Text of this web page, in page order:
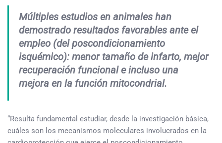
Múltiples estudios en animales han
demostrado resultados favorables ante el
empleo (del poscondicionamiento
isquémico): menor tamaño de infarto, mejor
recuperación funcional e incluso una
mejora en la función mitocondrial.
“Resulta fundamental estudiar, desde la investigación básica,
cuáles son los mecanismos moleculares involucrados en la